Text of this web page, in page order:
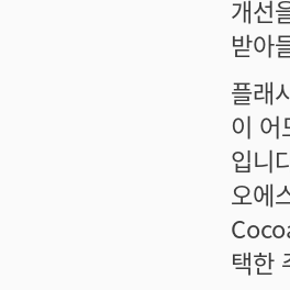
개선
받아
플래
이 어
입니
오에
택한